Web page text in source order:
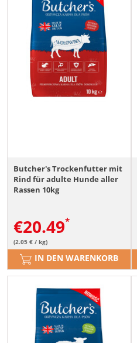
Butcher's Trockenfutter mit
Rind für adulte Hunde aller
Rassen 10kg
€20.49
(2.05 € / kg)
IN DEN WARENKORB